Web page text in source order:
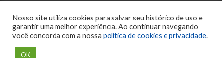
Nosso site utiliza cookies para salvar seu histórico de uso e
garantir uma melhor experiência. Ao continuar navegando
você concorda com a nossa política de cookies e privacidade.
OK